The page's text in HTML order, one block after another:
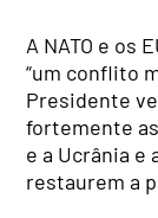
A NATO e os
“um conflito
Presidente
fortemente
e a Ucrânia e
restaurem a